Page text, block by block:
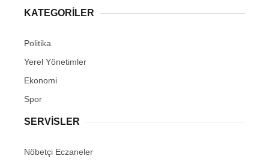
KATEGORİLER
Politika
Yerel Yönetimler
Ekonomi
Spor
SERVİSLER
Nöbetçi Eczaneler